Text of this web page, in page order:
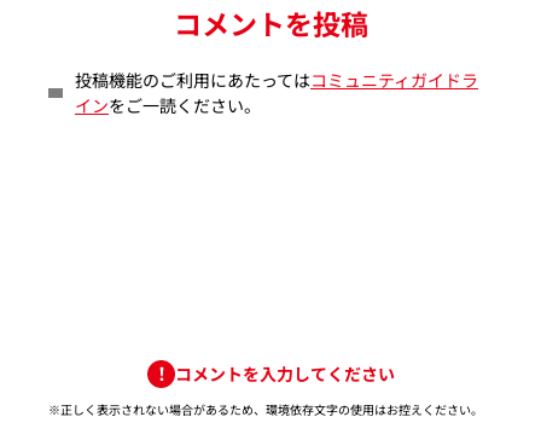
コメントを投稿
投稿機能のご利用にあたってはコミュニティガイドラ
インをご一読ください。
コメントを入力してください
※正しく表示されない場合があるため、環境依存文字の使用はお控えください。​